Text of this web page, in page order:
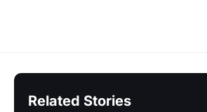
Related Stories